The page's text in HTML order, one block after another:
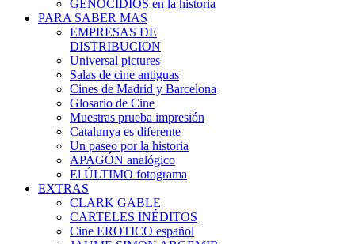
GENOCIDIOS en la historia
PARA SABER MAS
EMPRESAS DE
DISTRIBUCION
Universal pictures
Salas de cine antiguas
Cines de Madrid y Barcelona
Glosario de Cine
Muestras prueba impresión
Catalunya es diferente
Un paseo por la historia
APAGÓN analógico
El ÚLTIMO fotograma
EXTRAS
CLARK GABLE
CARTELES INÉDITOS
Cine EROTICO español